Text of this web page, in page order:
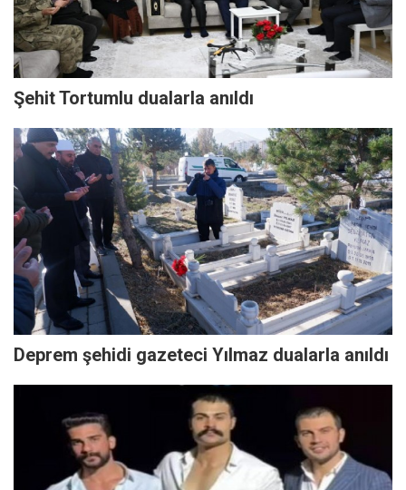
Şehit Tortumlu dualarla anıldı
Deprem şehidi gazeteci Yılmaz dualarla anıldı